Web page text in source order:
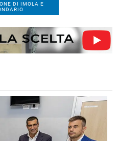
DI IMOLA E